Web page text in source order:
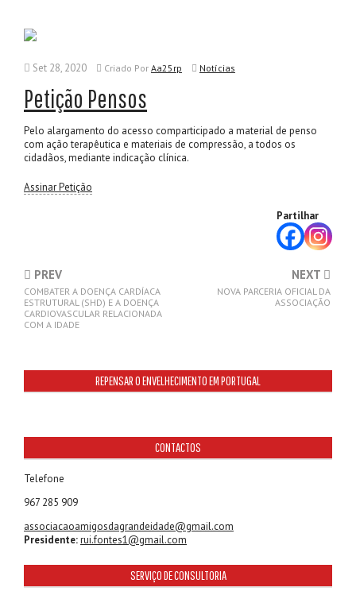
Set 28, 2020 Criado Por Aa25rp Notícias
Petição Pensos
Pelo alargamento do acesso comparticipado a material de penso
com ação terapêutica e materiais de compressão, a todos os
cidadãos, mediante indicação clínica.
Assinar Petição
Partilhar
PREV
COMBATER A DOENÇA CARDÍACA
ESTRUTURAL (SHD) E A DOENÇA
CARDIOVASCULAR RELACIONADA
COM A IDADE
NEXT
NOVA PARCERIA OFICIAL DA
ASSOCIAÇÃO
REPENSAR O ENVELHECIMENTO EM PORTUGAL
CONTACTOS
Telefone
967 285 909
associacaoamigosdagrandeidade@gmail.com
Presidente:rui.fontes1@gmail.com
SERVIÇO DE CONSULTORIA